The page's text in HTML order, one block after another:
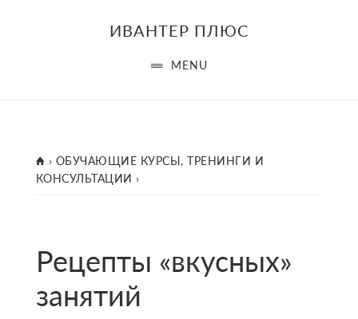
ИВАНТЕР ПЛЮС
MENU
ГЛАВНАЯ
› ОБУЧАЮЩИЕ КУРСЫ, ТРЕНИНГИ И
КОНСУЛЬТАЦИИ ›
Рецепты «вкусных»
занятий